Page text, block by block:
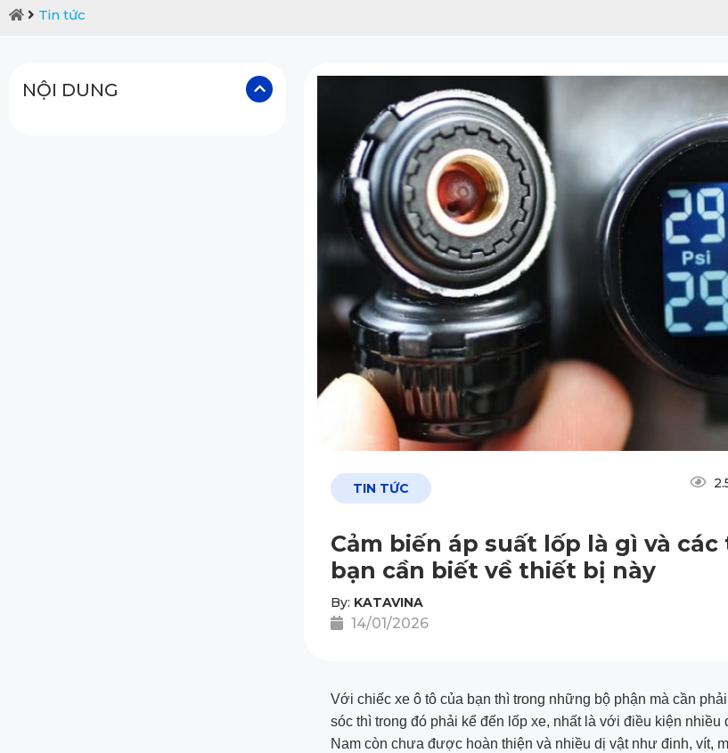
Tin tức
NỘI DUNG
TIN TỨC
Cảm biến áp suất lốp là gì và
bạn cần biết về thiết bị này
By: KATAVINA
14/01/2026
Với chiếc xe ô tô của bạn thì trong những bộ phận mà cần
sóc thì trong đó phải kể đến lốp xe, nhất là với điều kiện
Nam còn chưa được hoàn thiện và nhiều dị vật như đinh, vít,